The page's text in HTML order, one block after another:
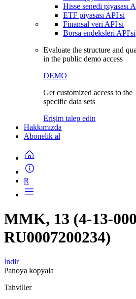
Hisse senedi piyasası
ETF piyasası API'si
Finansal veri API'si
Borsa endeksleri API'si
Evaluate the structure and
in the public demo access
DEMO
Get customized access to the
specific data sets
Erişim talep edin
Hakkımızda
Abonelik al
R
MMK, 13 (4-13-
RU0007200234)
İndir
Panoya kopyala
Tahviller